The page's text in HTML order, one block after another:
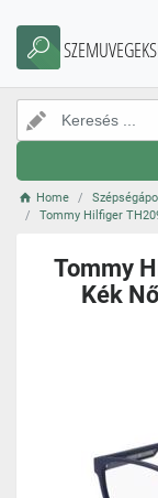
Home
Tommy Hilfiger
Tommy
Kék